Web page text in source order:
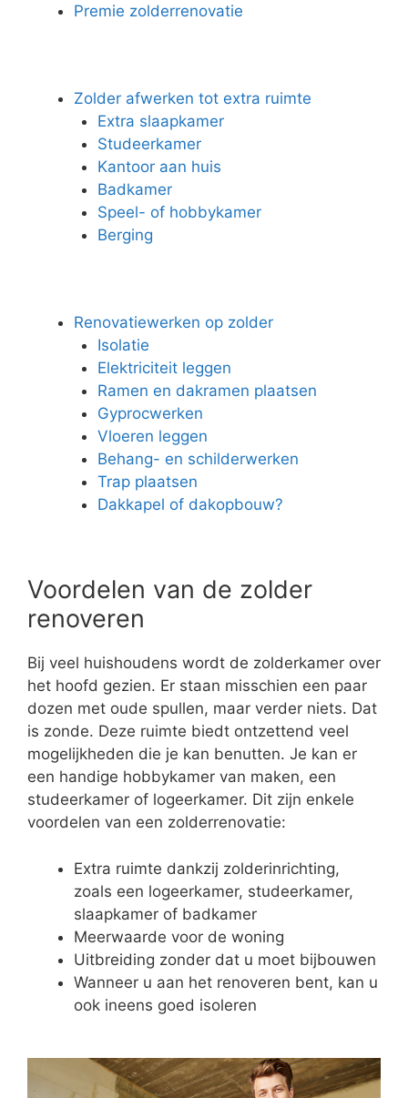
Premie zolderrenovatie
Zolder afwerken tot extra ruimte
Extra slaapkamer
Studeerkamer
Kantoor aan huis
Badkamer
Speel- of hobbykamer
Berging
Renovatiewerken op zolder
Isolatie
Elektriciteit leggen
Ramen en dakramen plaatsen
Gyprocwerken
Vloeren leggen
Behang- en schilderwerken
Trap plaatsen
Dakkapel of dakopbouw?
Voordelen van de zolder
renoveren
Bij veel huishoudens wordt de zolderkamer over
het hoofd gezien. Er staan misschien een paar
dozen met oude spullen, maar verder niets. Dat
is zonde. Deze ruimte biedt ontzettend veel
mogelijkheden die je kan benutten. Je kan er
een handige hobbykamer van maken, een
studeerkamer of logeerkamer. Dit zijn enkele
voordelen van een zolderrenovatie:
Extra ruimte dankzij zolderinrichting,
zoals een logeerkamer, studeerkamer,
slaapkamer of badkamer
Meerwaarde voor de woning
Uitbreiding zonder dat u moet bijbouwen
Wanneer u aan het renoveren bent, kan u
ook ineens goed isoleren